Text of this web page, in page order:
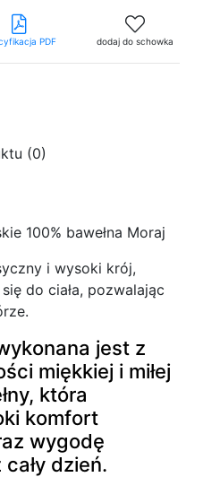
PDF dodaj do schowka
(0)
100% bawełna Moraj
i wysoki krój,
do ciała, pozwalając
jest z
miękkiej i miłej
która
komfort
wygodę
dzień.